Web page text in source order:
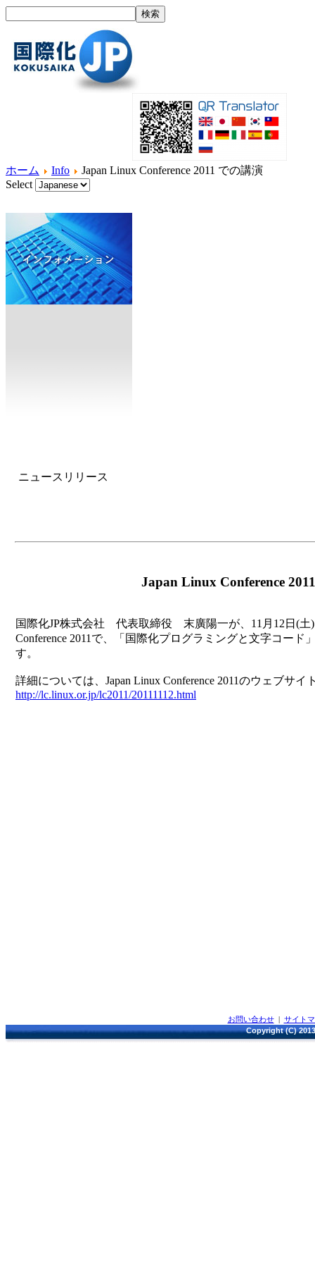
ホーム Info
Japan Linux Conference 2011 での講演
Select
ニュースリリース
Japan Linux Conference
国際化JP株式会社 代表取締役 末廣陽一が、11月12日(土)
Conference 2011で、「国際化プログラミングと文字コード
す。
詳細については、Japan Linux Conference 2011のウェブサ
http://lc.linux.or.jp/lc2011/20111112.html
お問い合わせ| サイト
Copyright (C)